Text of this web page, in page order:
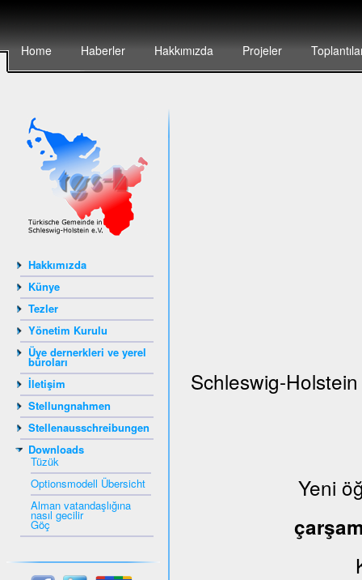
Home Haberler Hakkımızda Projeler
Hakkımızda
Künye
Tezler
Yönetim Kurulu
Üye dernerkleri ve yerel
büroları
İletişim
Stellungnahmen
Stellenausschreibungen
Downloads
Tüzük
Optionsmodell Übersicht
Alman vatandaşlığına
nasıl gecilir
Göç
Schleswig-
Yeni